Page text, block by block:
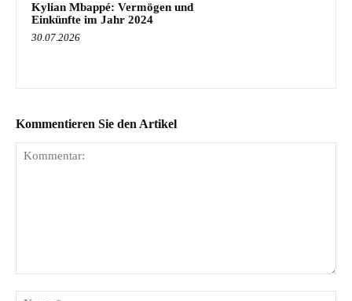
Kylian Mbappé: Vermögen und
Einkünfte im Jahr 2024
30.07.2026
Kommentieren Sie den Artikel